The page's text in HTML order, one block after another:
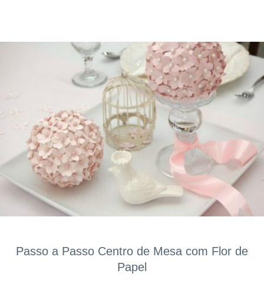
Passo a Passo Centro de Mesa com Flor de
Papel